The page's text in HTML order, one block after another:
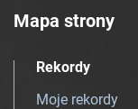
Mapa strony
Rekordy
Moje rekordy